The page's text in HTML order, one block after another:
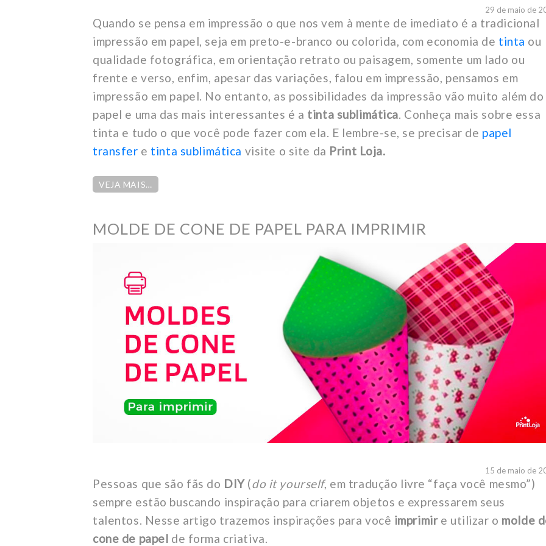
29 de maio de
Quando se pensa em impressão o que nos vem à mente de imediato é a tradicional
impressão em papel, seja em preto-e-branco ou colorida, com economia de tinta ou
qualidade fotográfica, em orientação retrato ou paisagem, somente um lado ou
frente e verso, enfim, apesar das variações, falou em impressão, pensamos em
impressão em papel. No entanto, as possibilidades da impressão vão muito além do
papel e uma das mais interessantes é a tinta sublimática. Conheça mais sobre essa
tinta e tudo o que você pode fazer com ela. E lembre-se, se precisar de papel
transfer e tinta sublimática visite o site da Print Loja.
VEJA MAIS…
MOLDE DE CONE DE PAPEL PARA IMPRIMIR
15 de maio de
Pessoas que são fãs do DIY(do it yourself, em tradução livre “faça você mesmo”)
sempre estão buscando inspiração para criarem objetos e expressarem seus
talentos. Nesse artigo trazemos inspirações para você imprimire utilizar o molde
cone de papel de forma criativa.